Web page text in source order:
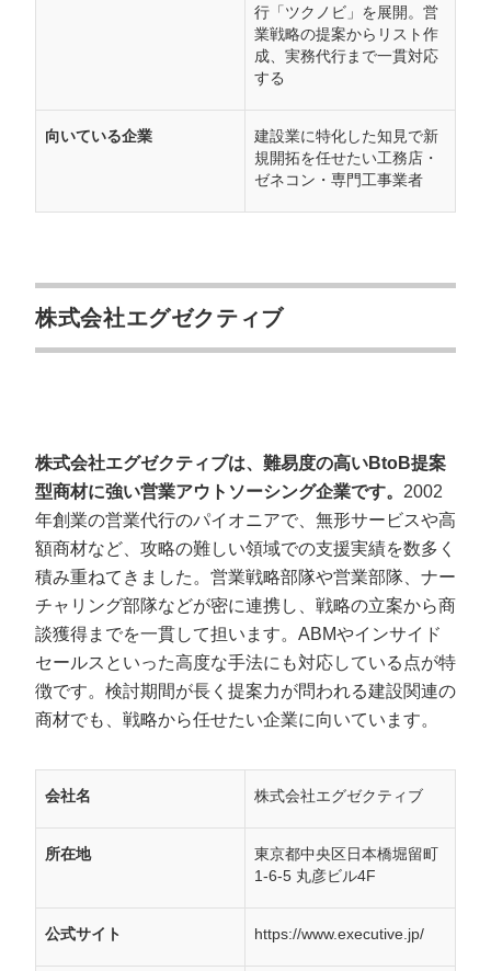
行「ツクノビ」を展開。営
業戦略の提案からリスト作
成、実務代行まで一貫対応
する
向いている企業
建設業に特化した知見で新
規開拓を任せたい工務店・
ゼネコン・専門工事業者
株式会社エグゼクティブ
株式会社エグゼクティブは、難易度の高いBtoB提案
型商材に強い営業アウトソーシング企業です。 2002
年創業の営業代行のパイオニアで、無形サービスや高
額商材など、攻略の難しい領域での支援実績を数多く
積み重ねてきました。営業戦略部隊や営業部隊、ナー
チャリング部隊などが密に連携し、戦略の立案から商
談獲得までを一貫して担います。ABMやインサイド
セールスといった高度な手法にも対応している点が特
徴です。検討期間が長く提案力が問われる建設関連の
商材でも、戦略から任せたい企業に向いています。
会社名 株式会社エグゼクティブ
所在地
東京都中央区日本橋堀留町
1-6-5 丸彦ビル4F
公式サイト https://www.executive.jp/